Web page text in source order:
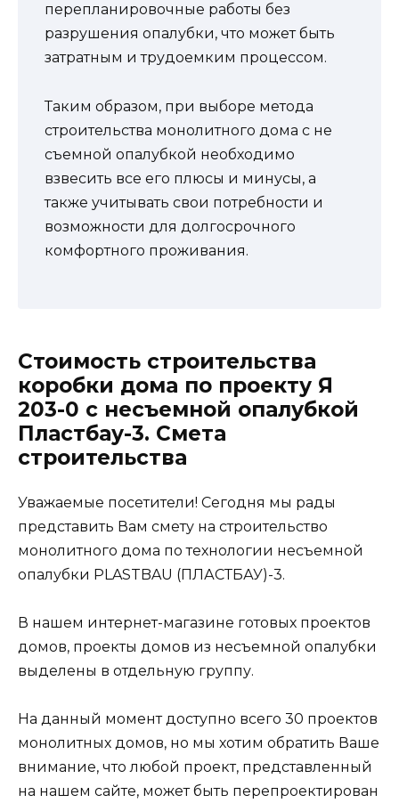
перепланировочные работы без
разрушения опалубки, что может быть
затратным и трудоемким процессом.
Таким образом, при выборе метода
строительства монолитного дома с не
съемной опалубкой необходимо
взвесить все его плюсы и минусы, а
также учитывать свои потребности и
возможности для долгосрочного
комфортного проживания.
Стоимость строительства
коробки дома по проекту Я
203-0 с несъемной опалубкой
Пластбау-3. Смета
строительства
Уважаемые посетители! Сегодня мы рады
представить Вам смету на строительство
монолитного дома по технологии несъемной
опалубки PLASTBAU (ПЛАСТБАУ)-3.
В нашем интернет-магазине готовых проектов
домов, проекты домов из несъемной опалубки
выделены в отдельную группу.
На данный момент доступно всего 30 проектов
монолитных домов, но мы хотим обратить Ваше
внимание, что любой проект, представленный
на нашем сайте, может быть перепроектирован